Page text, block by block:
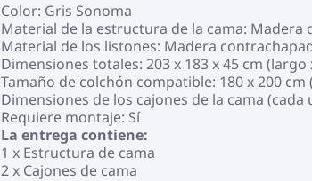
Color: Gris Sonoma
Material de la estructura de la cama: Madera
Material de los listones: Madera
Dimensiones totales: 203 x 183 x 45 cm (largo
Tamaño de colchón compatible: 180 x 200
Dimensiones de los cajones de la cama
Requiere montaje: Sí
La entrega contiene:
1 x Estructura de cama
2 x Cajones de cama